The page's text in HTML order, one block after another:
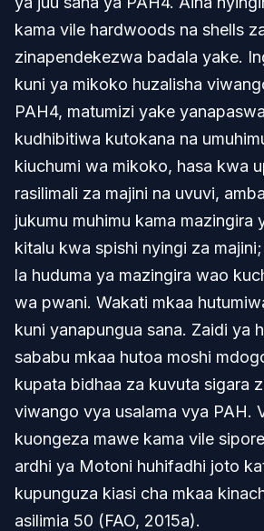
kama vile hardwoods na shells
zinapendekezwa badala yake.
kuni ya mikoko huzalisha
PAH4, matumizi yake
kudhibitiwa kutokana na
kiuchumi wa mikoko, hasa kwa
rasilimali za majini na uvuvi,
jukumu muhimu kama mazingira
kitalu kwa spishi nyingi za
la huduma ya mazingira wao
wa pwani. Wakati mkaa
kuni yanapungua sana. Zaidi ya
sababu mkaa hutoa moshi
kupata bidhaa za kuvuta sigara
viwango vya usalama vya PAH.
kuongeza mawe kama vile
ardhi ya Motoni huhifadhi joto
kupunguza kiasi cha mkaa
asilimia 50 (FAO, 2015a).